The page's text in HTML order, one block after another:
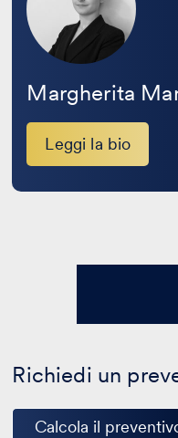
Margherita
Leggi la bio
Richiedi un
Calcola il